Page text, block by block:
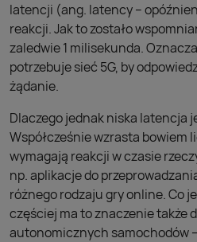
latencji (ang. latency –
reakcji. Jak to zostało
zaledwie 1 milisekunda.
potrzebuje sieć 5G, by
żądanie.
Dlaczego jednak niska latencja
Współcześnie wzrasta bowiem
wymagają reakcji w czasie
np. aplikacje do
różnego rodzaju gry online. Co
częściej ma to znaczenie także
autonomicznych samochodów